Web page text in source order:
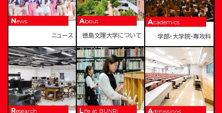
News
ニュース
About
徳島文理大学について
Academics
学部・大学院・専攻科
Research Life at BUNRI Admissions